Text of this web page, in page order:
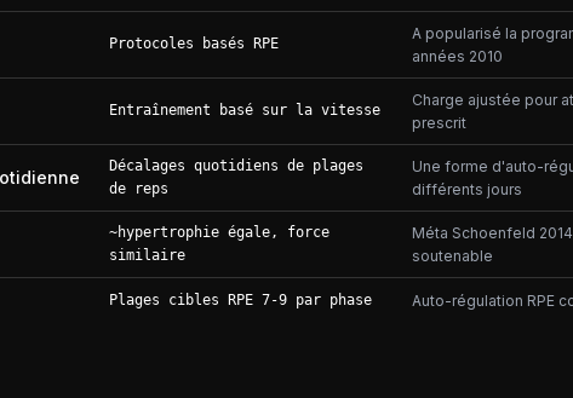
Protocoles basés RPE
A popularisé la
années 2010
Entraînement basé sur la vitesse
Charge ajustée pour
prescrit
Décalages quotidiens de plages
de reps
Une forme d'auto-
différents jours
~hypertrophie égale, force
similaire
Méta Schoenfeld
soutenable
Plages cibles RPE 7-9 par phase Auto-régulation RPE